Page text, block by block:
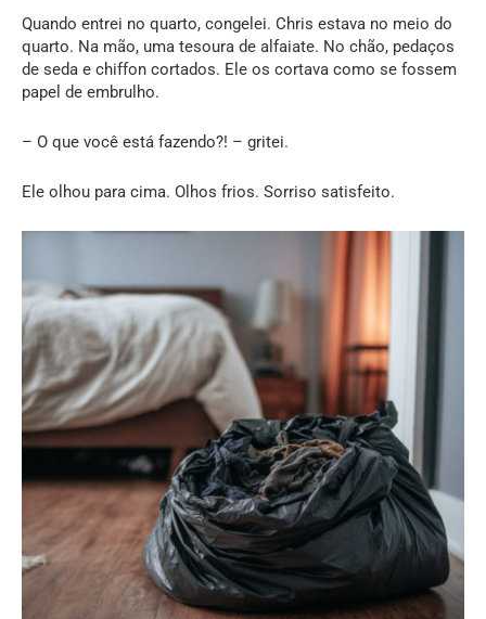
Quando entrei no quarto, congelei. Chris estava no meio do
quarto. Na mão, uma tesoura de alfaiate. No chão, pedaços
de seda e chiffon cortados. Ele os cortava como se fossem
papel de embrulho.
– O que você está fazendo?! – gritei.
Ele olhou para cima. Olhos frios. Sorriso satisfeito.